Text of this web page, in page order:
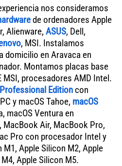
nos consideramos
de ordenadores Apple
Alienware, ASUS, Dell,
, MSI. Instalamos
domicilio en Aravaca en
Montamos placas base
MSI, procesadores AMD Intel.
Edition con
y macOS Tahoe, macOS
macOS Ventura en
Air, MacBook Pro,
Pro con procesador Intel y
Apple Silicon M2, Apple
Apple Silicon M5.